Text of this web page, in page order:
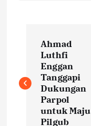
s
Ahmad
Luthfi
Enggan
Tanggapi
Dukungan
Parpol
untuk Maju
Pilgub